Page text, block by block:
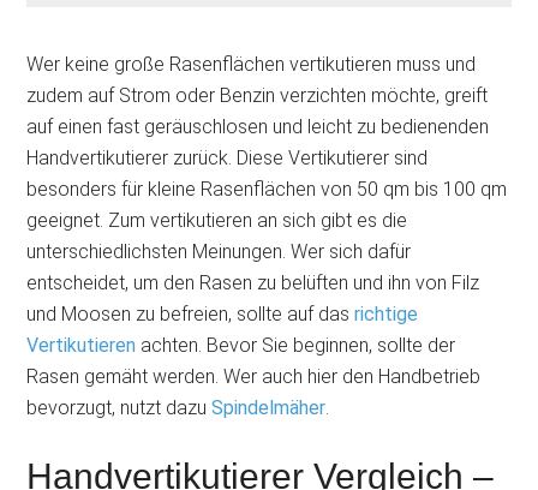
Wer keine große Rasenflächen vertikutieren muss und
zudem auf Strom oder Benzin verzichten möchte, greift
auf einen fast geräuschlosen und leicht zu bedienenden
Handvertikutierer zurück. Diese Vertikutierer sind
besonders für kleine Rasenflächen von 50 qm bis 100 qm
geeignet. Zum vertikutieren an sich gibt es die
unterschiedlichsten Meinungen. Wer sich dafür
entscheidet, um den Rasen zu belüften und ihn von Filz
und Moosen zu befreien, sollte auf dasrichtige
Vertikutieren achten. Bevor Sie beginnen, sollte der
Rasen gemäht werden. Wer auch hier den Handbetrieb
bevorzugt, nutzt dazuSpindelmäher.
Handvertikutierer Vergleich –